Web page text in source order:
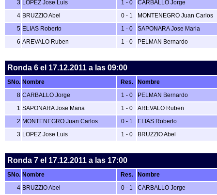
3 LOPEZ Jose Luis 1 - 0
CARBALLO Jorge
4 BRUZZIO Abel 0 - 1
MONTENEGRO Juan Carlos
5 ELIAS Roberto 1 - 0
SAPONARA Jose Maria
6 AREVALO Ruben 1 - 0 PELMAN Bernardo
Ronda 6 el 17.12.2011 a las 09:00
SNo. Nombre Res.
Nombre
8 CARBALLO Jorge 1 - 0
PELMAN Bernardo
1 SAPONARA Jose Maria 1 - 0
AREVALO Ruben
2 MONTENEGRO Juan Carlos 0 - 1
ELIAS Roberto
3 LOPEZ Jose Luis 1 - 0 BRUZZIO Abel
Ronda 7 el 17.12.2011 a las 17:00
SNo. Nombre Res.
Nombre
4 BRUZZIO Abel 0 - 1
CARBALLO Jorge